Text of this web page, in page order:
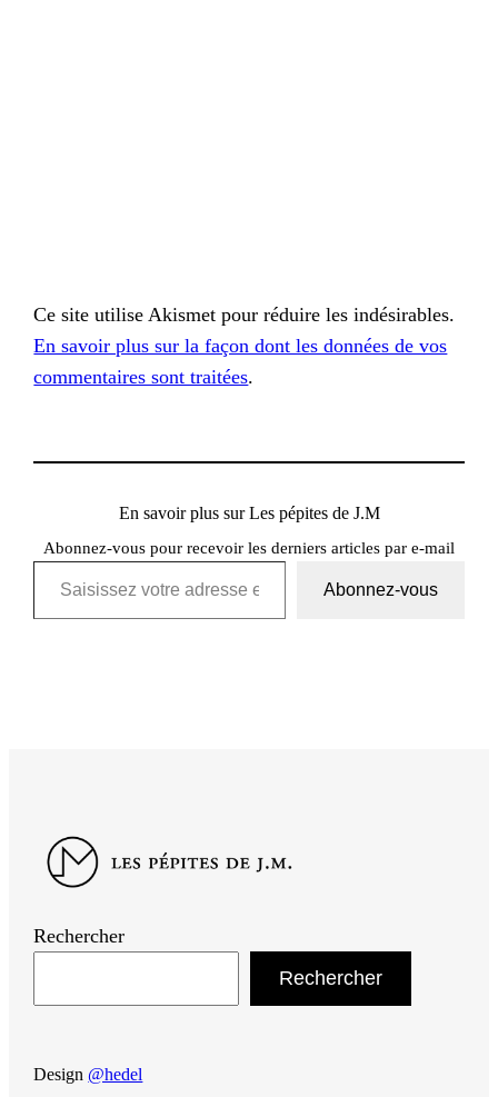
Ce site utilise Akismet pour réduire les indésirables.
En savoir plus sur la façon dont les données de vos
commentaires sont traitées.
En savoir plus sur Les pépites de J.M
Abonnez-vous pour recevoir les derniers articles par e-mail
Saisissez votre adresse e-mail…
Abonnez-vous
Rechercher
Rechercher
Design @hedel